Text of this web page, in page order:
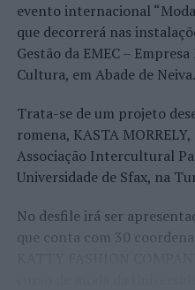
evento internacional
que decorrerá nas
Gestão da EMEC –
Cultura, em Abade de Neiva.
Trata-se de um projeto
romena, KASTA
Associação Intercultural
Universidade de Sfax, na
No desfile irá ser
que conta com 30